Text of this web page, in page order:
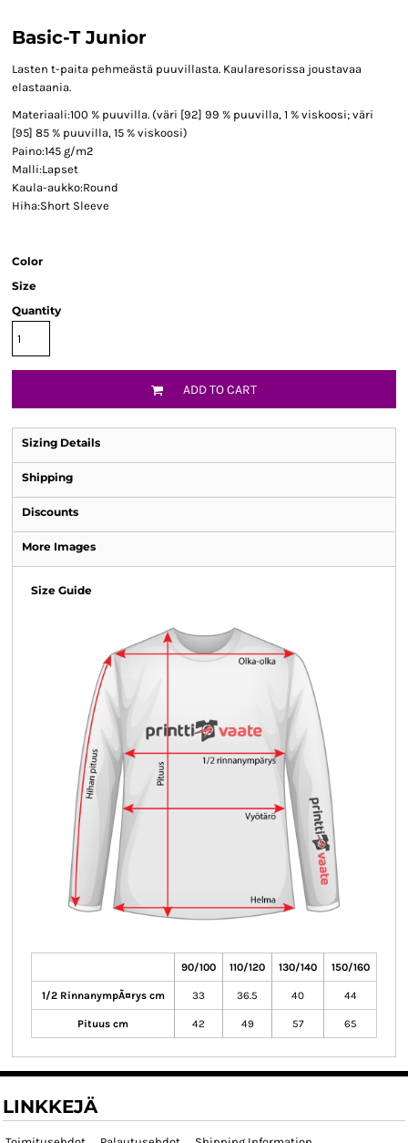
Basic-T Junior
Lasten t-paita pehmeästä puuvillasta. Kaularesorissa joustavaa
elastaania.
Materiaali:100 % puuvilla. (väri [92] 99 % puuvilla, 1 % viskoosi; väri
[95] 85 % puuvilla, 15 % viskoosi)
Paino:145 g/m2
Malli:Lapset
Kaula-aukko:Round
Hiha:Short Sleeve
Color
Size
Quantity
ADD TO CART
Sizing Details
Shipping
Discounts
More Images
Size Guide
90/100 110/120 130/140 150/160
1/2 RinnanympÃ¤rys cm 33 36.5 40 44
Pituus cm 42 49 57 65
LINKKEJÄ